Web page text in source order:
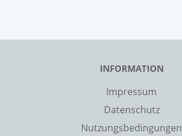
INFORMATION
Impressum
Datenschutz
Nutzungsbedingungen